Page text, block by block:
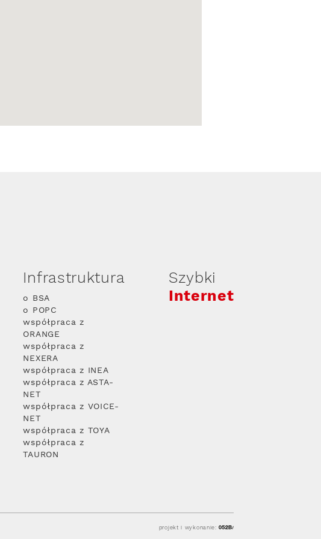
Infrastruktura
o BSA
o POPC
współpraca z
ORANGE
współpraca z
NEXERA
współpraca z INEA
współpraca z ASTA-
NET
współpraca z VOICE-
NET
współpraca z TOYA
współpraca z
TAURON
Szybki
Internet
projekt i wykonanie: